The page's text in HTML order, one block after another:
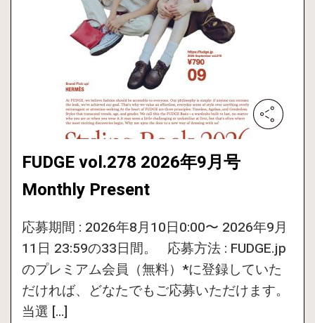
FUDGE vol.278 2026年9月号
Monthly Present
応募期間 : 2026年8月10日0:00〜 2026年9月
11日 23:59の33日間。 応募方法 : FUDGE.jp
のプレミアム会員（無料）*に登録していた
だければ、どなたでもご応募いただけます。
当選 […]